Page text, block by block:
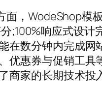
面，WodeShop模
;100%响应式设计
在数分钟内完成
优惠券与促销工具
商家的长期技术投